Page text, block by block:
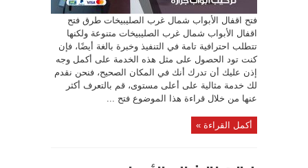
فتح اقفال الأبواب شمال غرب الصليبيخات طرق فتح
اقفال الأبواب شمال غرب الصليبيخات متنوعة ولكنها
تتطلب احترافية تامة في التنفيذ وخبرة بالغة أيضًا، فإن
كنت تود الحصول على مثل هذه الخدمة على أكمل وجه
إذن عليك أن تدرك أنك في المكان الصحيح، فنحن نقدم
لك خدمة مثالية على أعلى مستوى، قم بالتعرف أكثر
عنها من خلال قراءة هذا الموضوع فتح ...
أكمل القراءة »